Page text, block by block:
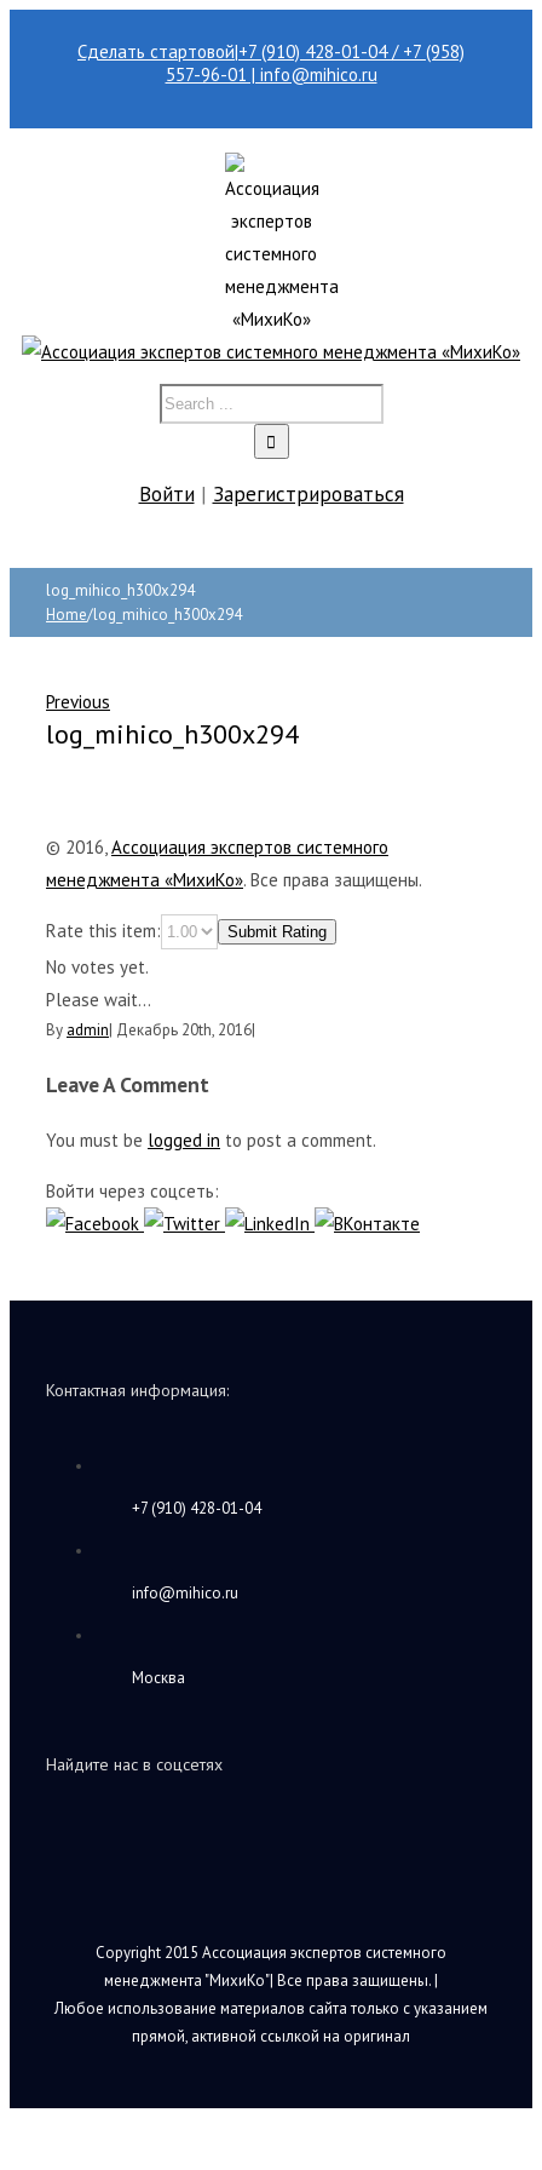
Сделать стартовой|+7 (910) 428-01-04 / +7 (958)
557-96-01 | info@mihico.ru
Войти| Зарегистрироваться
log_mihico_h300x294
Home/log_mihico_h300x294
Previous
log_mihico_h300x294
© 2016,Ассоциация экспертов системного
менеджмента «МихиКо». Все права защищены.
Rate this item: Submit Rating
No votes yet.
Please wait...
By admin| Декабрь 20th, 2016|
Leave A Comment
You must be logged in to post a comment.
Войти через соцсеть:
Контактная информация:
+7 (910) 428-01-04
info@mihico.ru
Москва
Найдите нас в соцсетях
Copyright 2015 Ассоциация экспертов системного
менеджмента "МихиКо"| Все права защищены. |
Любое использование материалов сайта только с указанием
прямой, активной ссылкой на оригинал